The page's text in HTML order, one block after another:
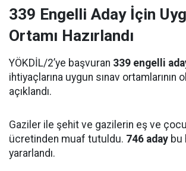
339 Engelli Aday İçin
Ortamı Hazırlandı
YÖKDİL/2’ye başvuran 339 engelli
ihtiyaçlarına uygun sınav ortamlarının
açıklandı.
Gaziler ile şehit ve gazilerin eş ve
ücretinden muaf tutuldu. 746 aday bu
yararlandı.